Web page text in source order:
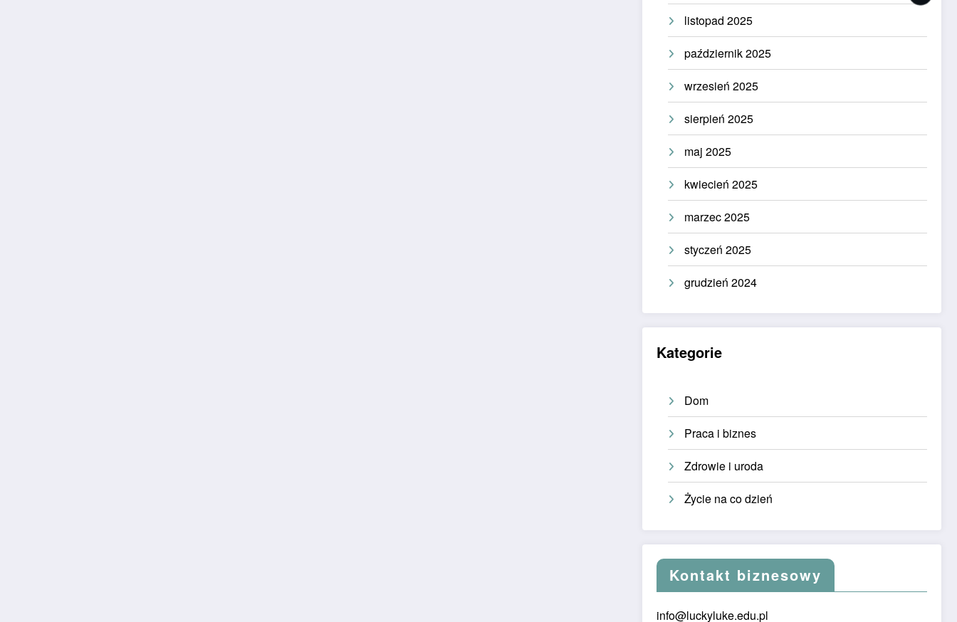
listopad 2025
październik 2025
wrzesień 2025
sierpień 2025
maj 2025
kwiecień 2025
marzec 2025
styczeń 2025
grudzień 2024
Kategorie
Dom
Praca i biznes
Zdrowie i uroda
Życie na co dzień
Kontakt biznesowy
info@luckyluke.edu.pl